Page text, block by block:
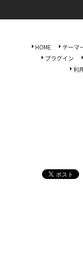
HOME テーマ
プラグイン
利